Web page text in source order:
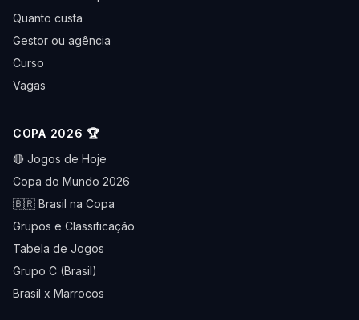
Quanto custa
Gestor ou agência
Curso
Vagas
COPA 2026 🏆
🔴 Jogos de Hoje
Copa do Mundo 2026
🇧🇷 Brasil na Copa
Grupos e Classificação
Tabela de Jogos
Grupo C (Brasil)
Brasil x Marrocos